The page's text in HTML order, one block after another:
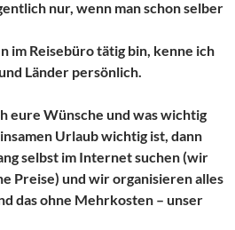
nur, wenn man schon selber
im Reisebüro tätig bin, kenne ich
Länder persönlich.
eure Wünsche und was wichtig
Urlaub wichtig ist, dann
selbst im Internet suchen (wir
Preise) und wir organisieren alles
das ohne Mehrkosten – unser